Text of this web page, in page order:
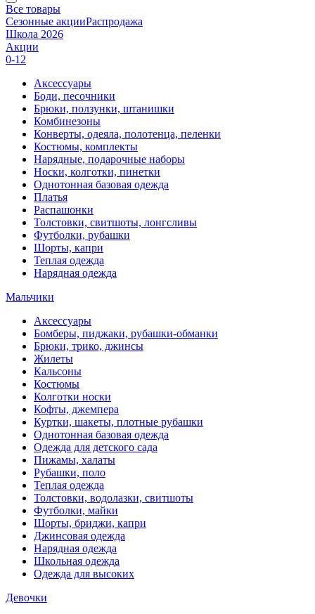
Все товары
Сезонные акцииРаспродажа
Школа 2026
Акции
0-12
Аксессуары
Боди, песочники
Брюки, ползунки, штанишки
Комбинезоны
Конверты, одеяла, полотенца, пеленки
Костюмы, комплекты
Нарядные, подарочные наборы
Носки, колготки, пинетки
Однотонная базовая одежда
Платья
Распашонки
Толстовки, свитшоты, лонгсливы
Футболки, рубашки
Шорты, капри
Теплая одежда
Нарядная одежда
Мальчики
Аксессуары
Бомберы, пиджаки, рубашки-обманки
Брюки, трико, джинсы
Жилеты
Кальсоны
Костюмы
Колготки носки
Кофты, джемпера
Куртки, шакеты, плотные рубашки
Однотонная базовая одежда
Одежда для детского сада
Пижамы, халаты
Рубашки, поло
Теплая одежда
Толстовки, водолазки, свитшоты
Футболки, майки
Шорты, бриджи, капри
Джинсовая одежда
Нарядная одежда
Школьная одежда
Одежда для высоких
Девочки